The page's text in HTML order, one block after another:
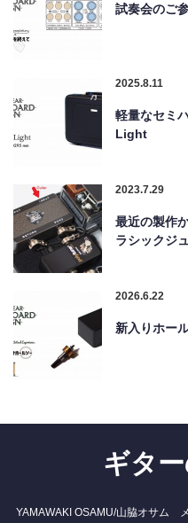
試奏会のご
2025.8.11
軽量なセミ
Light
2023.7.29
最近の製作
ラシックジ
2026.6.22
新入りホー
ギタ
YAMAWAKI OSAMU/山脇オサム